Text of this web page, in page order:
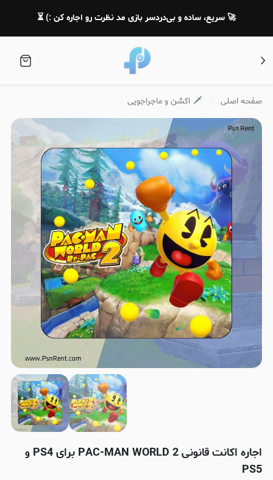
🚀 سریع، ساده و بی‌دردسر بازی مد نظرت رو اجاره کن :) ⏳
صفحه اصلی 🗡️ اکشن و ماجراجویی
اجاره اکانت قانونی PAC-MAN WORLD 2 برای PS4 و
PS5